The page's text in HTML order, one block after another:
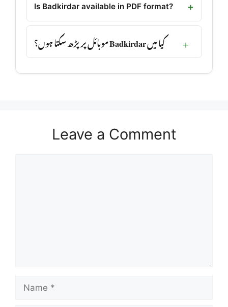
Is Badkirdar available in PDF format?
کیا میں Badkirdar موبائل پر پڑھ سکتا ہوں؟
Leave a Comment
Name